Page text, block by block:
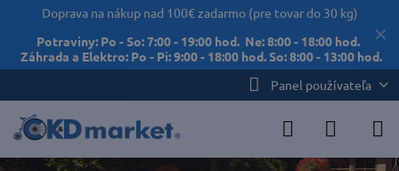
✕
Doprava na nákup nad 100€ zadarmo (pre tovar do 30 kg)
Potraviny: Po - So: 7:00 - 19:00 hod. Ne: 8:00 - 18:00 hod.
Záhrada a Elektro: Po - Pi: 9:00 - 18:00 hod. So: 8:00 - 13:00 hod.
Panel používateľa